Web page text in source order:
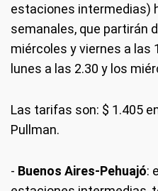
estaciones intermedias)
semanales, que partirán
miércoles y viernes a las
lunes a las 2.30 y los
Las tarifas son: $ 1.405
Pullman.
- Buenos Aires-Pehuajó: